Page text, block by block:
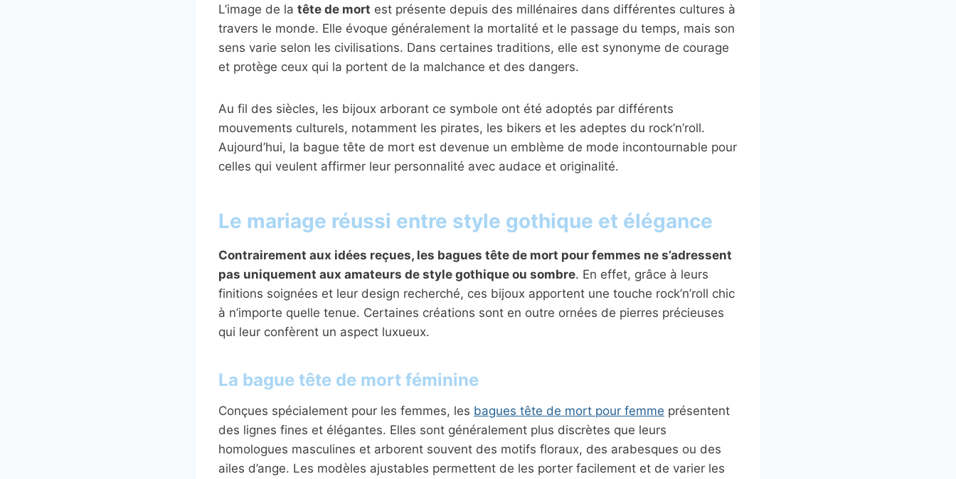
L’image de la tête de mort est présente depuis des millénaires dans différentes cultures à
travers le monde. Elle évoque généralement la mortalité et le passage du temps, mais son
sens varie selon les civilisations. Dans certaines traditions, elle est synonyme de courage
et protège ceux qui la portent de la malchance et des dangers.
Au fil des siècles, les bijoux arborant ce symbole ont été adoptés par différents
mouvements culturels, notamment les pirates, les bikers et les adeptes du rock’n’roll.
Aujourd’hui, la bague tête de mort est devenue un emblème de mode incontournable pour
celles qui veulent affirmer leur personnalité avec audace et originalité.
Le mariage réussi entre style gothique et élégance
Contrairement aux idées reçues, les bagues tête de mort pour femmes ne s’adressent
pas uniquement aux amateurs de style gothique ou sombre. En effet, grâce à leurs
finitions soignées et leur design recherché, ces bijoux apportent une touche rock’n’roll chic
à n’importe quelle tenue. Certaines créations sont en outre ornées de pierres précieuses
qui leur confèrent un aspect luxueux.
La bague tête de mort féminine
Conçues spécialement pour les femmes, les bagues tête de mort pour femme présentent
des lignes fines et élégantes. Elles sont généralement plus discrètes que leurs
homologues masculines et arborent souvent des motifs floraux, des arabesques ou des
ailes d’ange. Les modèles ajustables permettent de les porter facilement et de varier les